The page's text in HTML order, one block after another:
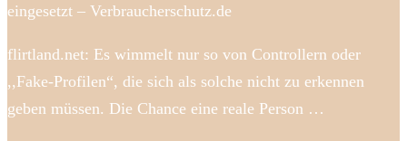
eingesetzt – Verbraucherschutz.de
flirtland.net: Es wimmelt nur so von Controllern oder
,,Fake-Profilen“, die sich als solche nicht zu erkennen
geben müssen. Die Chance eine reale Person …